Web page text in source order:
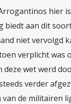
hier
biedt aan dit
niet vervolgd
verplicht was
deze wet werd
verder
van de militairen